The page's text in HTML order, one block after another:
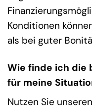
Konditionen
als bei guter
Wie finde ich die
für meine
Nutzen Sie